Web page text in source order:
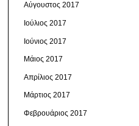
Αύγουστος 2017
Ιούλιος 2017
Ιούνιος 2017
Μάιος 2017
Απρίλιος 2017
Μάρτιος 2017
Φεβρουάριος 2017